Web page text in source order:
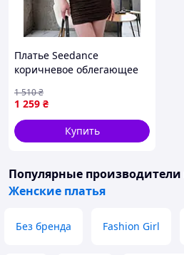
Платье Seedance
коричневое облегающее
универсальное M {9609-
piho}
1 259 ₴
1 510₴
Купить
Популярные производители
Женские платья
Без бренда Fashion Girl